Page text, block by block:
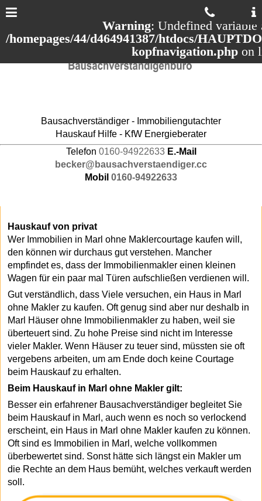
Warning: Undefined variable
/homepages/44/d464941387/htdocs/
kopfnavigation.php on
Bausachverständiger - Immobiliengutachter
Hauskauf Hilfe - KfW Energieberater
Telefon 0160-94922633 E.-Mail
becker@bausachverstaendiger.cc
Mobil 0160-94922633
Hauskauf von privat
Wer Immobilien in Marl ohne Maklercourtage kaufen will,
den können wir durchaus gut verstehen. Mancher
empfindet es, dass der Immobilienmakler einen kleinen
Wagen für ein paar mal Türen aufschließen verdienen will.
Gut verständlich, dass Viele versuchen, ein Haus in Marl
ohne Makler zu kaufen. Oft genug sind aber nur deshalb in
Marl Häuser ohne Immobilienmakler zu haben, weil sie
überteuert sind. Zu hohe Preise sind nicht im Interesse
vieler Makler. Wenn Häuser zu teuer sind, müssten sie oft
vergebens arbeiten, um am Ende doch keine Courtage
beim Hauskauf zu erhalten.
Beim Hauskauf in Marl ohne Makler gilt:
Besser ein erfahrener Bausachverständiger begleitet Sie
beim Hauskauf in Marl, auch wenn es noch so verlockend
erscheint, ein Haus in Marl ohne Makler kaufen zu können.
Oft sind es Immobilien in Marl, welche vollkommen
überbewertet sind. Sonst hätte sich längst ein Makler um
die Rechte an dem Haus bemüht, welches verkauft werden
soll.